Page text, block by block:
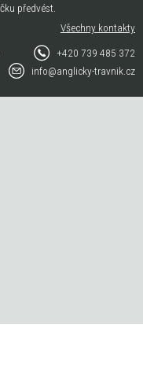
předvést.
Všechny kontakty
+420 739 485 372
info@anglicky-travnik.cz